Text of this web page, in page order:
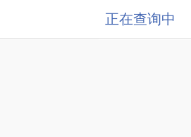
正在查询中